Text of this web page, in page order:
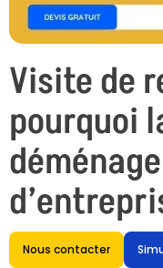
Visite de
pourquoi
Nous contacter